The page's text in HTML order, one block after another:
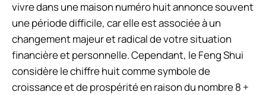
vivre dans une maison numéro huit annonce souvent
une période difficile, car elle est associée à un
changement majeur et radical de votre situation
financière et personnelle. Cependant, le Feng Shui
considère le chiffre huit comme symbole de
croissance et de prospérité en raison du nombre 8 +